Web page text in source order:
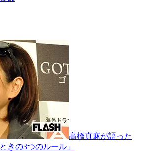
高橋真麻が語った
きの3つのルール」